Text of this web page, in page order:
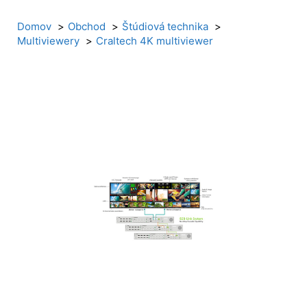
Domov Obchod
Štúdiová technika
Multiviewery
Craltech 4K multiviewer